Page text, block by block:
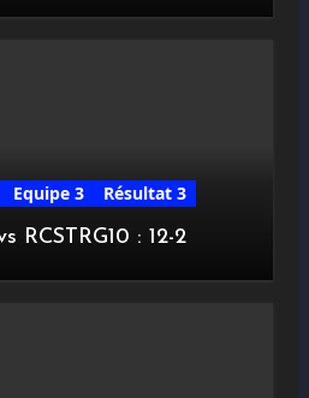
Equipe 3
Résultat 3
RCSTRG10 : 12-2